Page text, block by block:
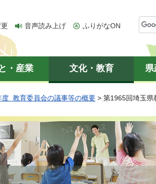
音声読み上げ ふりがなON
・産業 文化・教育 県
度 教育委員会の議事等の概要 > 第1965回埼玉県